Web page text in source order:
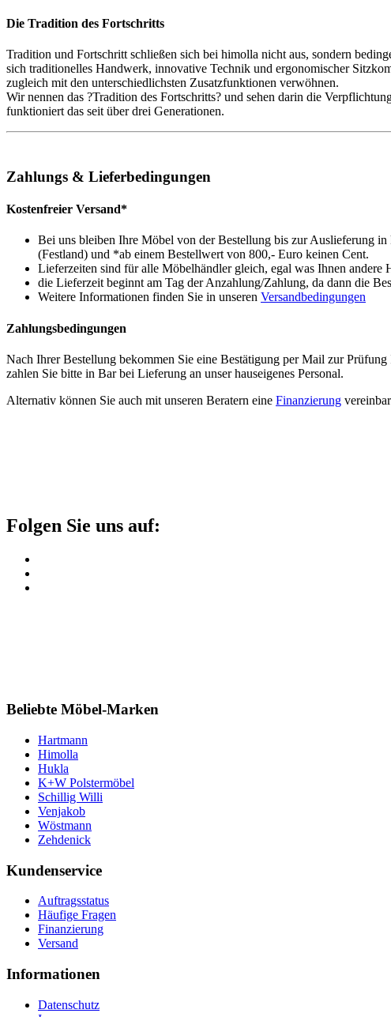
Die Tradition des Fortschritts
Tradition und Fortschritt schließen sich bei himolla nicht aus, sondern
sich traditionelles Handwerk, innovative Technik und ergonomischer
zugleich mit den unterschiedlichsten Zusatzfunktionen verwöhnen.
Wir nennen das ?Tradition des Fortschritts? und sehen darin die
funktioniert das seit über drei Generationen.
Zahlungs & Lieferbedingungen
Kostenfreier Versand*
Bei uns bleiben Ihre Möbel von der Bestellung bis zur Auslieferung
(Festland) und *ab einem Bestellwert von 800,- Euro keinen Cent.
Lieferzeiten sind für alle Möbelhändler gleich, egal was Ihnen
die Lieferzeit beginnt am Tag der Anzahlung/Zahlung, da dann die
Weitere Informationen finden Sie in unseren Versandbedingungen
Zahlungsbedingungen
Nach Ihrer Bestellung bekommen Sie eine Bestätigung per Mail zur
zahlen Sie bitte in Bar bei Lieferung an unser hauseigenes Personal.
Alternativ können Sie auch mit unseren Beratern eine Finanzierung
Folgen Sie uns auf:
Beliebte Möbel-Marken
Hartmann
Himolla
Hukla
K+W Polstermöbel
Schillig Willi
Venjakob
Wöstmann
Zehdenick
Kundenservice
Auftragsstatus
Häufige Fragen
Finanzierung
Versand
Informationen
Datenschutz